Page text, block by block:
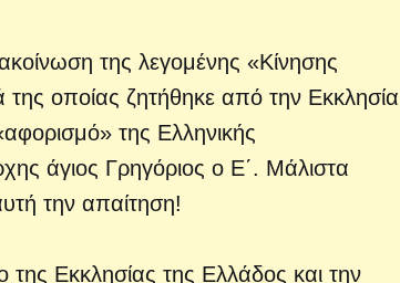
της λεγομένης «Κίνησης
οποίας ζητήθηκε από την Εκκλησία
της Ελληνικής
άγιος Γρηγόριος ο Ε΄. Μάλιστα
την απαίτηση!
της Εκκλησίας της Ελλάδος και την